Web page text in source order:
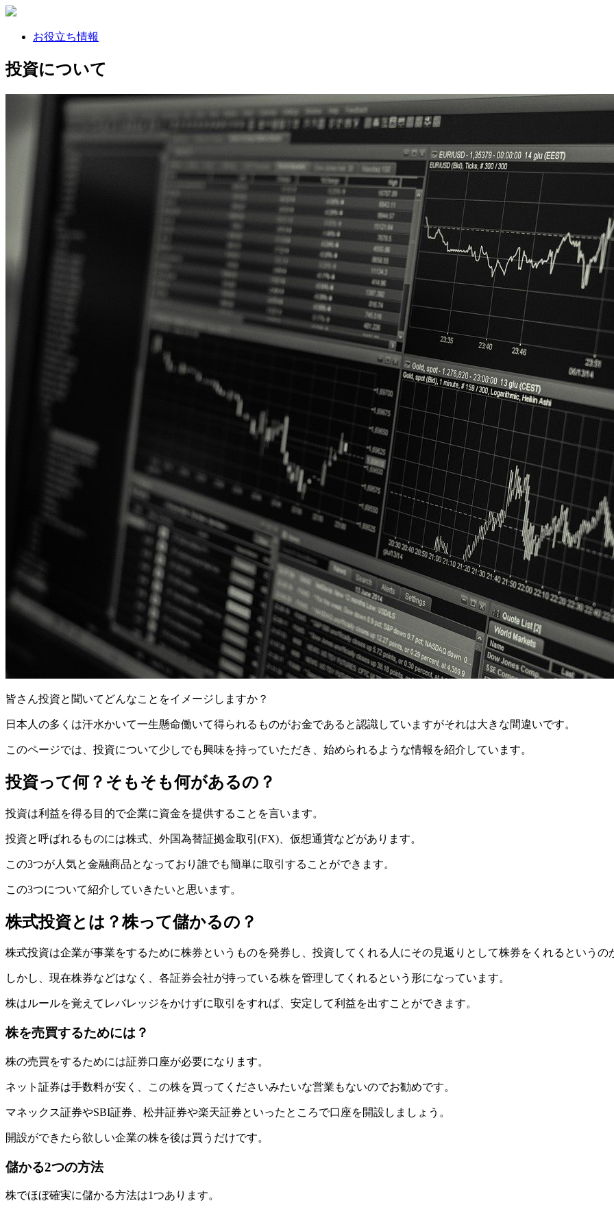
お役立ち情報
投資について
皆さん投資と聞いてどんなことをイメージしますか？
日本人の多くは汗水かいて一生懸命働いて得られるものがお金であると認識していますがそれは大きな間違いです。
このページでは、投資について少しでも興味を持っていただき、始められるような情報を紹介しています。
投資って何？そもそも何があるの？
投資は利益を得る目的で企業に資金を提供することを言います。
投資と呼ばれるものには株式、外国為替証拠金取引(FX)、仮想通貨などがあります。
この3つが人気と金融商品となっており誰でも簡単に取引することができます。
この3つについて紹介していきたいと思います。
株式投資とは？株って儲かるの？
株式投資は企業が事業をするために株券というものを発券し、投資してくれる人にその見返りとして株券をくれるというの
しかし、現在株券などはなく、各証券会社が持っている株を管理してくれるという形になっています。
株はルールを覚えてレバレッジをかけずに取引をすれば、安定して利益を出すことができます。
株を売買するためには？
株の売買をするためには証券口座が必要になります。
ネット証券は手数料が安く、この株を買ってくださいみたいな営業もないのでお勧めです。
マネックス証券やSBI証券、松井証券や楽天証券といったところで口座を開設しましょう。
開設ができたら欲しい企業の株を後は買うだけです。
儲かる2つの方法
株でほぼ確実に儲かる方法は1つあります。